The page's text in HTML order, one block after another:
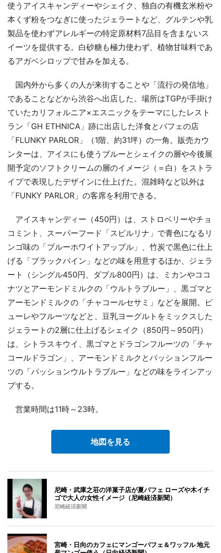
使うアイスキャンディーやシェイク、独自の有機玄米粉や
本くず粉をつなぎに使ったジェラートなど、グルテンや乳
製品を使わずアレルギーの特定原材料7品目を含まないス
イーツを提供する。白砂糖も極力使わず、植物甘味料であ
るアガベシロップで甘みを加える。
国内外から多くの人が来街することや「流行の発信地」
であることなどから渋谷へ出店した。場所はTGPが手掛け
ていたカリフォルニア×エスニックをテーマにしたレスト
ラン「GH ETHNICA」跡に出店した洋食とパフェの店
「FLUNKY PARLOR」（1階、約31坪）の一角。販売カウ
ンターは、アイスにも使うブルーとシェイクの層や今後展
開予定のソフトクリームの層のイメージ（＝白）をストラ
イプで表現したデザインに仕上げた。混雑時など以外は
「FUNKY PARLOR」の客席を利用できる。
アイスキャンディー（450円）は、ストロベリーやチョ
コミント、スーパーフード「スピルリナ」で青色になるリ
ンゴ味の「ブルーホワイトアップル」、竹炭で黒色に仕上
げる「ブラックパイン」などの味を用意するほか、ジェラ
ート（シングル450円、ダブル800円）は、ミカンやココ
ナツとアーモンドミルクの「ウルトラブルー」、黒ゴマと
アーモンドミルクの「チャコールセサミ」などを展開。ピ
ューレやフルーツなどと、豆乳ヨーグルトをミックスした
ジェラートの2層に仕上げるシェイク（850円～950円）
は、シトラスキウイ、黒ゴマとドラゴンフルーツの「チャ
コールドラゴン」、アーモンドミルクとパッションフルー
ツの「パッションウルトラブルー」などの味をラインアッ
プする。
営業時間は11時～23時。
地図を見る
尼崎・武庫之荘の洋菓子店が夏パフェ ローズや木イチ
ゴで大人の女性イメージ（尼崎経済新聞）
尼崎経済新聞
宮崎・日向のカフェにマンゴーパフェ＆ワッフル 地元